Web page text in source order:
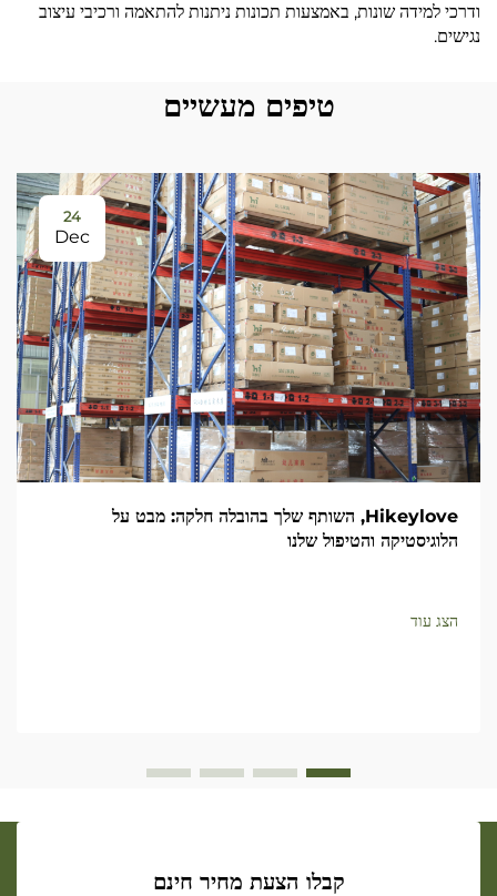
ודרכי למידה שונות, באמצעות תכונות ניתנות להתאמה ורכיבי עיצוב
נגישים.
טיפים מעשיים
24
Dec
Hikeylove, השותף שלך בהובלה חלקה: מבט על
הלוגיסטיקה והטיפול שלנו
הצג עוד
קבלו הצעת מחיר חינם